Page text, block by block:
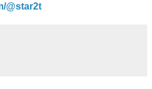
@star2t